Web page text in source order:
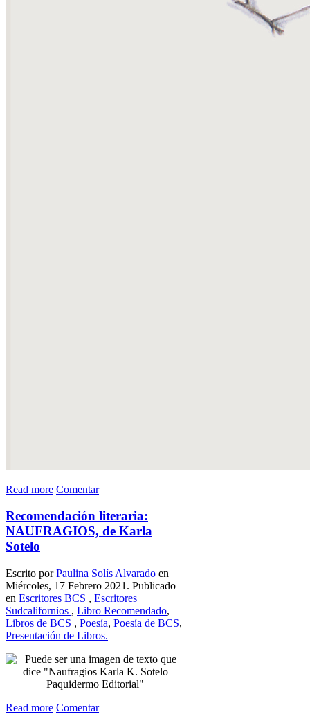
Read more Comentar
Recomendación literaria:
NAUFRAGIOS, de Karla
Sotelo
Escrito porPaulina Solís Alvarado en
Miércoles, 17 Febrero 2021. Publicado
en Escritores BCS , Escritores
Sudcalifornios , Libro Recomendado,
Libros de BCS , Poesía, Poesía de BCS,
Presentación de Libros.
Read more Comentar